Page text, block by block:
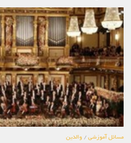
مسائل آموزشی/ والدین